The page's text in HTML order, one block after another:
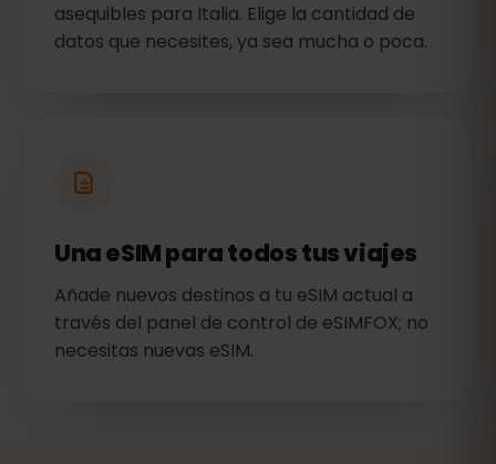
asequibles para Italia. Elige la cantidad de
datos que necesites, ya sea mucha o poca.
Una eSIM para todos tus viajes
Añade nuevos destinos a tu eSIM actual a
través del panel de control de eSIMFOX; no
necesitas nuevas eSIM.